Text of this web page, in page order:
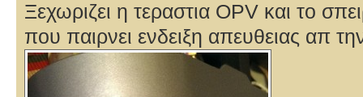
Ξεχωριζει η τεραστια OPV και το
που παιρνει ενδειξη απευθειας απ